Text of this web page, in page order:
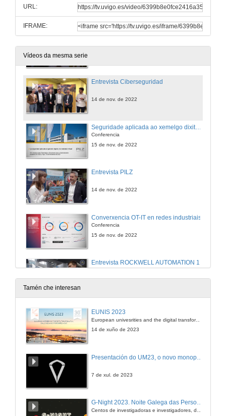
URL:
IFRAME:
Vídeos da mesma serie
14 de nov. de 2022
Mesa redonda Ciberseguridad
Entrevista Ciberseguridad
14 de nov. de 2022
Conferencia
15 de nov. de 2022
Entrevista PILZ
14 de nov. de 2022
Converxencia OT-IT en redes industriais
Conferencia
15 de nov. de 2022
Entrevista ROCKWELL AUTOMATION 1
15 de nov. de 2022
Conferencia
Tamén che interesan
EUNIS 2023
European univesrities and the digital transformation: challenges and opportunities ahead
14 de xuño de 2023
7 de xul. de 2023
G-Night 2023. Noite Galega das Persoas Investigadoras. Conciencias creativas